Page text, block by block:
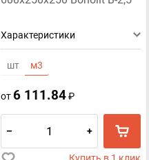
Характеристики
шт м3
от 6 111.84₽
– +
Купить в 1 клик